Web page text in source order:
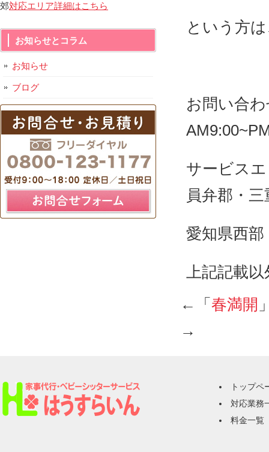
という方
お問い合
サービス
員弁郡・三
愛知県西
上記記載
←「 春満開
→
郊対応エリア詳細はこちら
お知らせとコラム
お知らせ
ブログ
トップペ
対応業務
料金一覧